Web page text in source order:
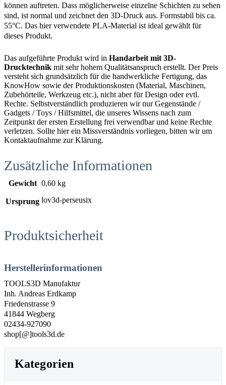
können auftreten. Dass möglicherweise einzelne Schichten zu sehen
sind, ist normal und zeichnet den 3D-Druck aus. Formstabil bis ca.
55°C. Das hier verwendete PLA-Material ist ideal gewählt für
dieses Produkt.
Das aufgeführte Produkt wird in Handarbeit mit 3D-
Drucktechnik mit sehr hohem Qualitätsanspruch erstellt. Der Preis
versteht sich grundsätzlich für die handwerkliche Fertigung, das
KnowHow sowie der Produktionskosten (Material, Maschinen,
Zubehörteile, Werkzeug etc.), nicht aber für Design oder evtl.
Rechte. Selbstverständlich produzieren wir nur Gegenstände /
Gadgets / Toys / Hilfsmittel, die unseres Wissens nach zum
Zeitpunkt der ersten Erstellung frei verwendbar und keine Rechte
verletzen. Sollte hier ein Missverständnis vorliegen, bitten wir um
Kontaktaufnahme zur Klärung.
Zusätzliche Informationen
Gewicht 0,60 kg
Ursprung lov3d-perseusix
Produktsicherheit
Herstellerinformationen
TOOLS3D Manufaktur
Inh. Andreas Erdkamp
Friedenstrasse 9
41844 Wegberg
02434-927090
shop[@]tools3d.de
Kategorien